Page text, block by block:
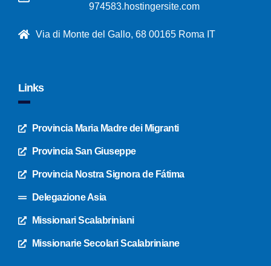
974583.hostingersite.com
Via di Monte del Gallo, 68 00165 Roma IT
Links
Provincia Maria Madre dei Migranti
Provincia San Giuseppe
Provincia Nostra Signora de Fátima
Delegazione Asia
Missionari Scalabriniani
Missionarie Secolari Scalabriniane